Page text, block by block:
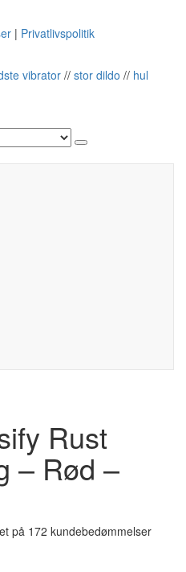
| Privatlivspolitik
vibrator // stor dildo // hul
Rust
– Rød –
på 172 kundebedømmelser